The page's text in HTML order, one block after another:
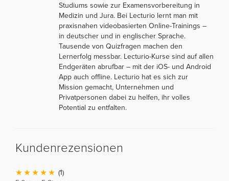
Studiums sowie zur Examensvorbereitung in
Medizin und Jura. Bei Lecturio lernt man mit
praxisnahen videobasierten Online-Trainings –
in deutscher und in englischer Sprache.
Tausende von Quizfragen machen den
Lernerfolg messbar. Lecturio-Kurse sind auf allen
Endgeräten abrufbar – mit der iOS- und Android
App auch offline. Lecturio hat es sich zur
Mission gemacht, Unternehmen und
Privatpersonen dabei zu helfen, ihr volles
Potential zu entfalten.
Kundenrezensionen
(1)